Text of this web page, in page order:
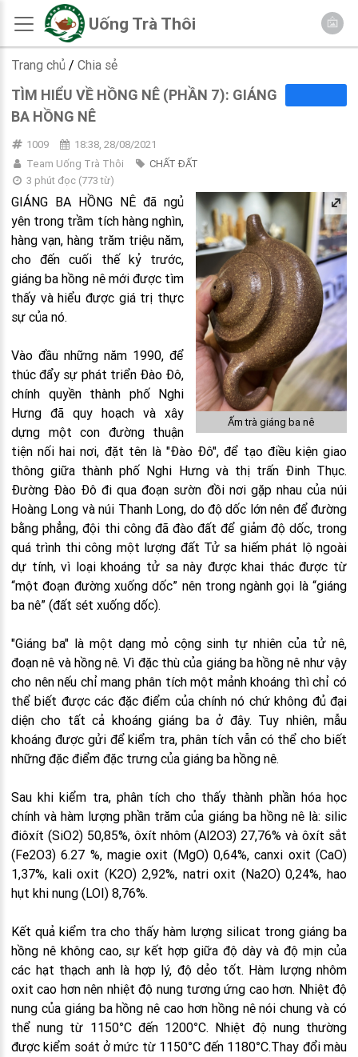
Uống Trà Thôi
Trang chủ / Chia sẻ
TÌM HIỂU VỀ HỒNG NÊ (PHẦN 7): GIÁNG
BA HỒNG NÊ
1009
18:38, 28/08/2021
Team Uống Trà Thôi
CHẤT ĐẤT
3 phút đọc(773từ)
Ấm trà giáng ba nê
GIÁNG BA HỒNG NÊ đã ngủ
yên trong trầm tích hàng nghìn,
hàng vạn, hàng trăm triệu năm,
cho đến cuối thế kỷ trước,
giáng ba hồng nê mới được tìm
thấy và hiểu được giá trị thực
sự của nó.
Vào đầu những năm 1990, để
thúc đẩy sự phát triển Đào Đô,
chính quyền thành phố Nghi
Hưng đã quy hoạch và xây
dựng một con đường thuận
tiện nối hai nơi, đặt tên là "Đào Đô", để tạo điều kiện giao
thông giữa thành phố Nghi Hưng và thị trấn Đinh Thục.
Đường Đào Đô đi qua đoạn sườn đồi nơi gặp nhau của núi
Hoàng Long và núi Thanh Long, do độ dốc lớn nên để đường
bằng phẳng, đội thi công đã đào đất để giảm độ dốc, trong
quá trình thi công một lượng đất Tử sa hiếm phát lộ ngoài
dự tính, vì loại khoáng tử sa này được khai thác được từ
“một đoạn đường xuống dốc” nên trong ngành gọi là “giáng
ba nê” (đất sét xuống dốc).
"Giáng ba" là một dạng mỏ cộng sinh tự nhiên của tử nê,
đoạn nê và hồng nê. Vì đặc thù của giáng ba hồng nê như vậy
cho nên nếu chỉ mang phân tích một mảnh khoáng thì chỉ có
thể biết được các đặc điểm của chính nó chứ không đủ đại
diện cho tất cả khoáng giáng ba ở đây. Tuy nhiên, mẫu
khoáng được gửi để kiểm tra, phân tích vẫn có thể cho biết
những đặc điểm đặc trưng của giáng ba hồng nê.
Sau khi kiểm tra, phân tích cho thấy thành phần hóa học
chính và hàm lượng phần trăm của giáng ba hồng nê là: silic
điôxít (SiO2) 50,85%, ôxít nhôm (Al2O3) 27,76% và ôxít sắt
(Fe2O3) 6.27 %, magie oxit (MgO) 0,64%, canxi oxit (CaO)
1,37%, kali oxit (K2O) 2,92%, natri oxit (Na2O) 0,24%, hao
hụt khi nung (LOI) 8,76%.
Kết quả kiểm tra cho thấy hàm lượng silicat trong giáng ba
hồng nê không cao, sự kết hợp giữa độ dày và độ mịn của
các hạt thạch anh là hợp lý, độ dẻo tốt. Hàm lượng nhôm
oxit cao hơn nên nhiệt độ nung tương ứng cao hơn. Nhiệt độ
nung của giáng ba hồng nê cao hơn hồng nê nói chung và có
thể nung từ 1150°C đến 1200°C. Nhiệt độ nung thường
được kiểm soát ở mức từ 1150°C đến 1180°C.Thay đổi màu